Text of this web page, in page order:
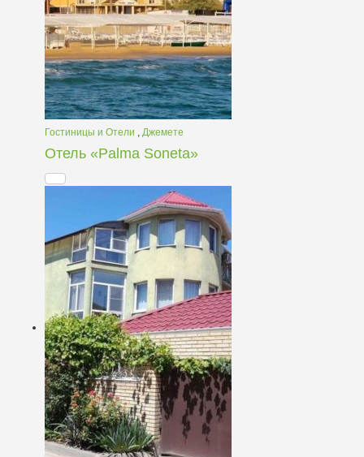
Гостиницы и Отели , Джемете
Отель «Palma Soneta»